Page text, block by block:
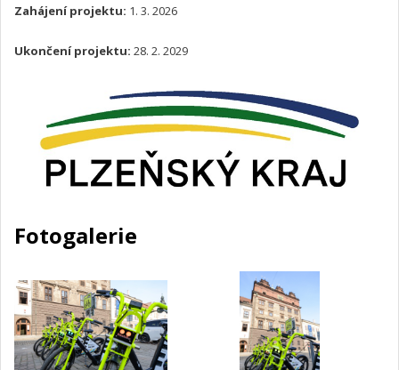
Zahájení projektu: 1. 3. 2026
Ukončení projektu: 28. 2. 2029
Fotogalerie